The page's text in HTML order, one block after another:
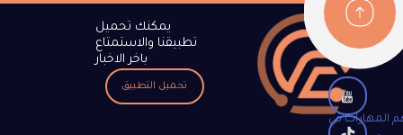
المهارات في
يمكنك تحميل
تطبيقنا والاستمتاع
باخر الاخبار
تحميل التطبيق